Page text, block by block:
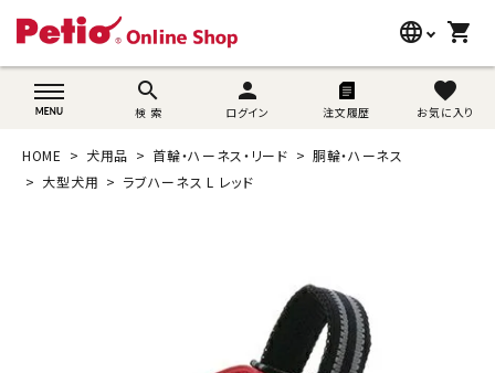
language
wovn-lang-name
shopping_cart
search
検 索
person
ログイン 注文履歴
favorite
お気に入り
search
猫用品
HOME 犬用品 首輪・ハーネス・リード
胴輪・ハーネス
大型犬用
ラブハーネス L レッド